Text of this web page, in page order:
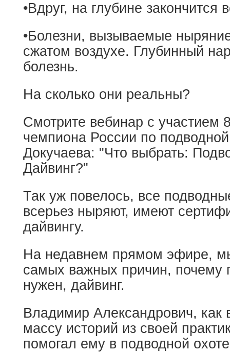
•Вдруг, на глубине закончится
•Болезни, вызываемые
сжатом воздухе. Глубинный
болезнь.
На сколько они реальны?
Смотрите вебинар с участием
чемпиона России по
Докучаева: "Что выбрать:
Дайвинг?"
Так уж повелось, все
всерьез ныряют, имеют
дайвингу.
На недавнем прямом эфире,
самых важных причин, почему
нужен, дайвинг.
Владимир Александрович, как
массу историй из своей
помогал ему в подводной